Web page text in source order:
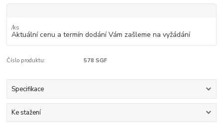
/ks
Aktuální cenu a termín dodání Vám zašleme na vyžádání
Číslo produktu: 578 SGF
Specifikace
Ke stažení